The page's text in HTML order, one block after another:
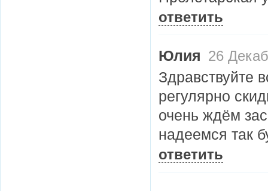
ответить
Юлия 26
Здравствуйте
регулярно
очень ждём
надеемся так
ответить